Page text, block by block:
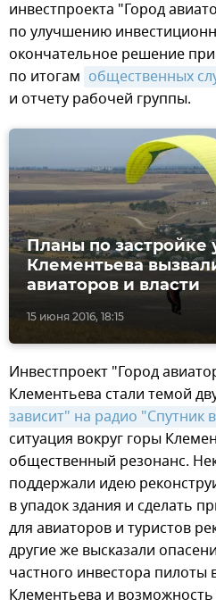
инвестпроекта "Город
по улучшению
окончательное решение
по итогам общественных
и отчету рабочей группы.
15 июня 2016, 18:15
Планы по застройке
Клементьева
авиаторов и власти
Инвестпроект "Город
Клементьева стали темой
зависит" на радио "Спутник
ситуация вокруг горы
общественный резонанс.
поддержали идею
в упадок здания и сделать
для авиаторов и туристов
другие же высказали
частного инвестора
Клементьева и возможность